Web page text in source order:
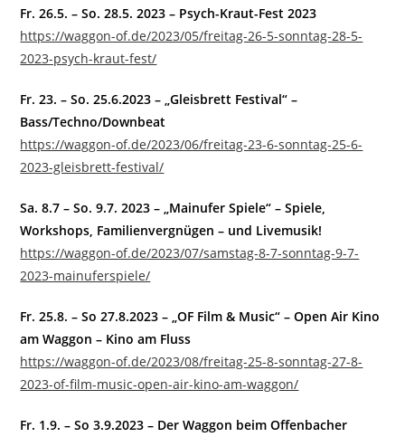
Fr. 26.5. – So. 28.5. 2023 – Psych-Kraut-Fest 2023
https://waggon-of.de/2023/05/freitag-26-5-sonntag-28-5-
2023-psych-kraut-fest/
Fr. 23. – So. 25.6.2023 – „Gleisbrett Festival“ –
Bass/Techno/Downbeat
https://waggon-of.de/2023/06/freitag-23-6-sonntag-25-6-
2023-gleisbrett-festival/
Sa. 8.7 – So. 9.7. 2023 – „Mainufer Spiele“ – Spiele,
Workshops, Familienvergnügen – und Livemusik!
https://waggon-of.de/2023/07/samstag-8-7-sonntag-9-7-
2023-mainuferspiele/
Fr. 25.8. – So 27.8.2023 – „OF Film & Music“ – Open Air Kino
am Waggon – Kino am Fluss
https://waggon-of.de/2023/08/freitag-25-8-sonntag-27-8-
2023-of-film-music-open-air-kino-am-waggon/
Fr. 1.9. – So 3.9.2023 – Der Waggon beim Offenbacher